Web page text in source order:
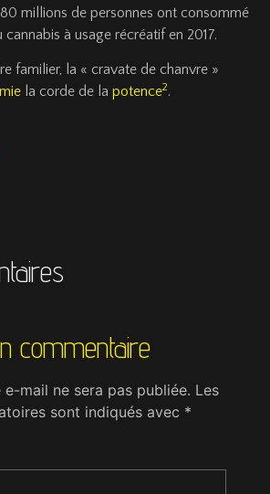
180 millions de personnes ont consommé
à usage récréatif en 2017.
familier, la « cravate de chanvre »
la corde de la potence2.
commentaire
mail ne sera pas publiée. Les
sont indiqués avec *